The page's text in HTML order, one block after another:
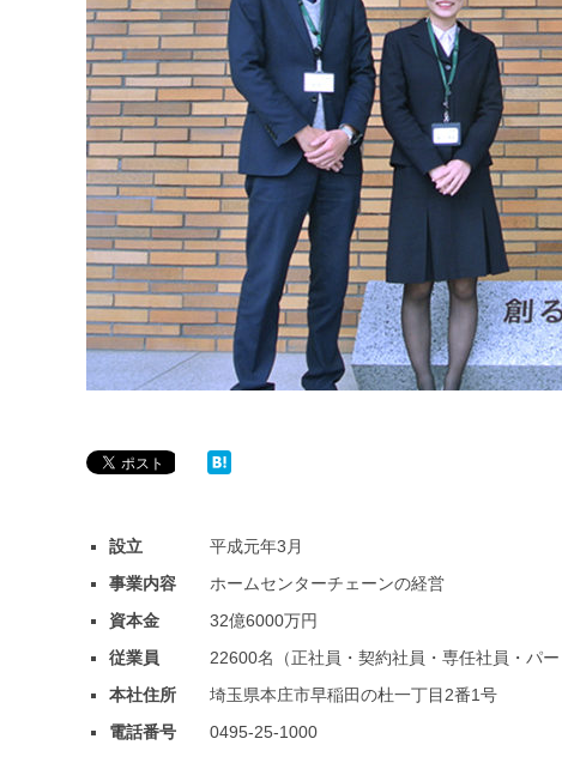
設立平成元年3月
事業内容ホームセンターチェーンの経営
資本金32億6000万円
従業員 22600名（正社員・契約社員・専任社員・パー
本社住所埼玉県本庄市早稲田の杜一丁目2番1号
電話番号0495-25-1000